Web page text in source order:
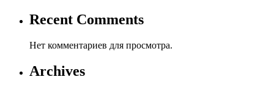
Recent Comments
Нет комментариев для просмотра.
Archives